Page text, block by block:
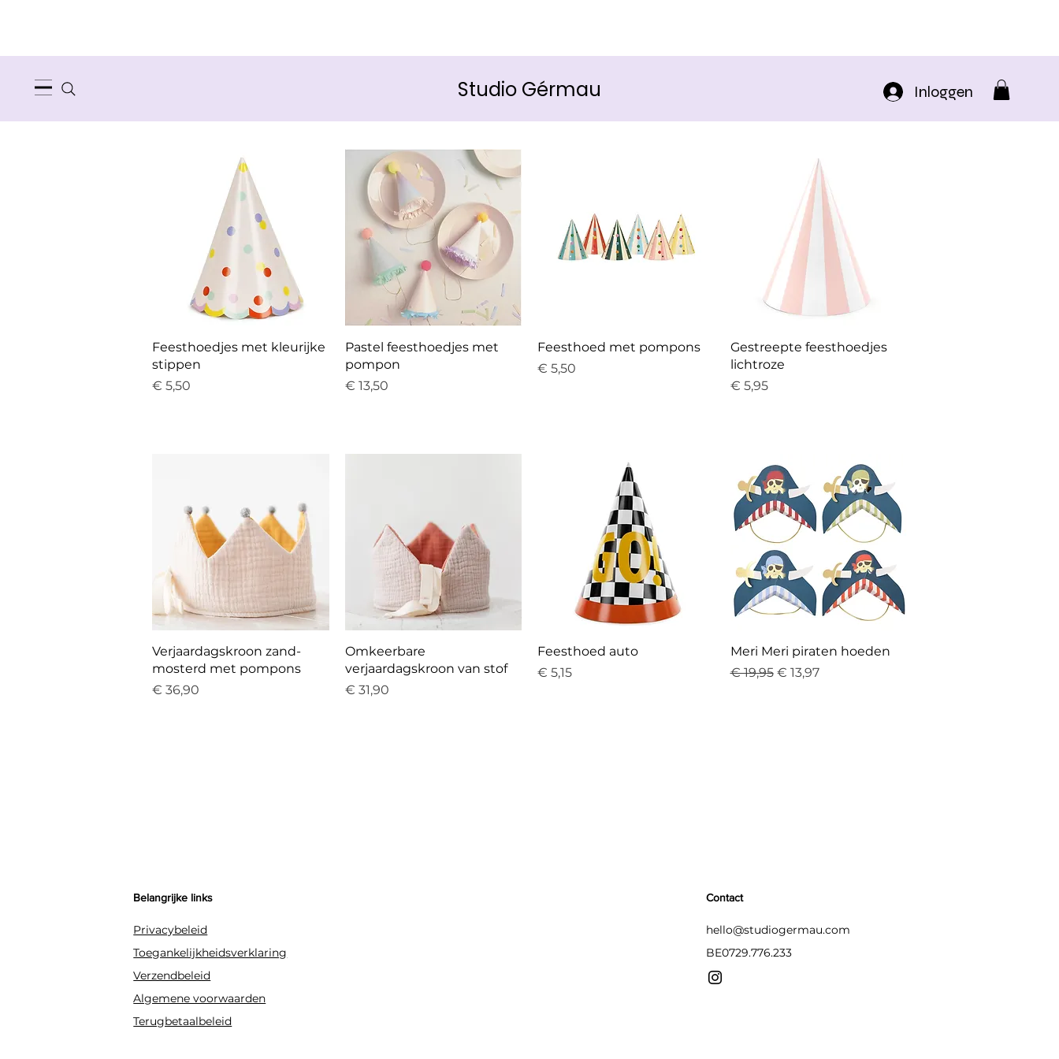
Studio Gérmau Inloggen
Snel overzicht
Feesthoedjes met kleurijke
stippen
Prijs
€ 5,50
Snel overzicht
Pastel feesthoedjes met
pompon
Prijs
€ 13,50
Snel overzicht
Feesthoed met pompons
Prijs
€ 5,50
Snel overzicht
Gestreepte feesthoedjes
lichtroze
Prijs
€ 5,95
Snel overzicht
Verjaardagskroon zand-
mosterd met pompons
Prijs
€ 36,90
Snel overzicht
Omkeerbare
verjaardagskroon van stof
Prijs
€ 31,90
Snel overzicht
Feesthoed auto
Prijs
€ 5,15
Snel overzicht
Meri Meri piraten hoeden
Normale prijs
€ 19,95 Verkoopprijs
€ 13,97
Belangrijke links
Privacybeleid
Toegankelijkheidsverklaring
Verzendbeleid
Algemene voorwaarden
Terugbetaalbeleid
Contact
hello@studiogermau.com
BE0729.776.233